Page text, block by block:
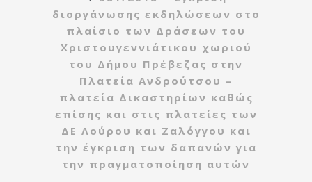
διοργάνωσης εκδηλώσεων στο
πλαίσιο των Δράσεων του
Χριστουγεννιάτικου χωριού
του Δήμου Πρέβεζας στην
Πλατεία Ανδρούτσου –
πλατεία Δικαστηρίων καθώς
επίσης και στις πλατείες των
ΔΕ Λούρου και Ζαλόγγου και
την έγκριση των δαπανών για
την πραγματοποίηση αυτών